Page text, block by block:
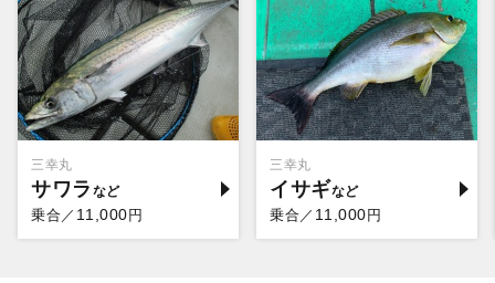
三幸丸
サワラ
乗合／ 11,000円
三幸丸
イサギ
乗合／ 11,000円